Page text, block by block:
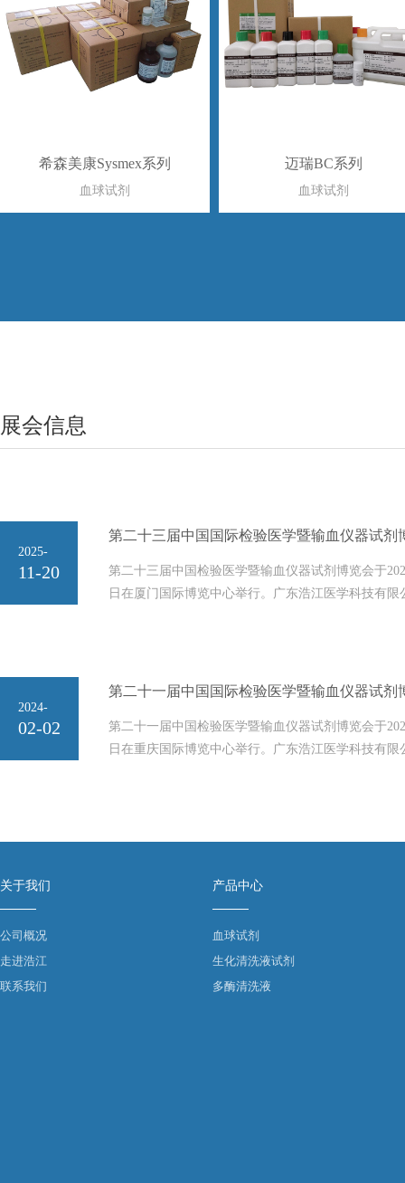
希森美康Sysmex系列
血球试剂
迈瑞BC系列
血球试剂
展会信息
2025-
11-20
第二十三届中国检验医学暨输血仪器试剂博览会于
日在厦门国际博览中心举行。广东浩江医学科技有限
2024-
02-02
第二十一届中国检验医学暨输血仪器试剂博览会于
日在重庆国际博览中心举行。广东浩江医学科技有限
关于我们
公司概况
走进浩江
联系我们
产品中心
血球试剂
生化清洗液试剂
多酶清洗液